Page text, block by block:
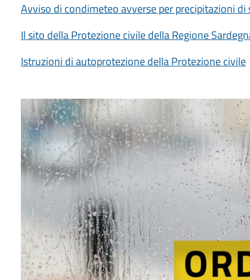
Avviso di condimeteo avverse per precipitazioni
Il sito della Protezione civile della Regione
Istruzioni di autoprotezione della Protezione civile